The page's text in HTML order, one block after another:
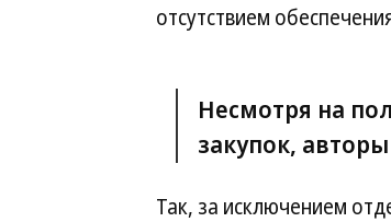
отсутствием
Несмотря на
закупок,
Так, за исключением